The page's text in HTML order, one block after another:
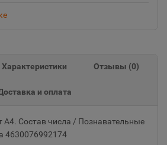
Характеристики Отзывы (0)
и оплата
Состав числа / Познавательные
4630076992174